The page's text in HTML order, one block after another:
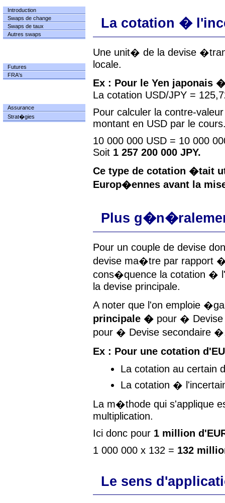
La cotation �
Une unit� de la devise
locale.
Ex : Pour le Yen japonais
La cotation USD/JPY =
Pour calculer la contre-
montant en USD par le
10 000 000 USD = 10 000
Soit 1 257 200 000 JPY.
Ce type de cotation �tait
Europ�ennes avant la
Plus
Pour un couple de devise
devise ma�tre par rapport
cons�quence la cotation �
la devise principale.
A noter que l'on emploie
principale � pour �
pour � Devise secondaire
Ex : Pour une cotation
La cotation au certain
La cotation �
La m�thode qui s'applique
multiplication.
Ici donc pour 1 million
1 000 000 x 132 = 132
Le sens
Introduction
Swaps de change
Swaps de taux
Autres swaps
Futures
FRA's
Assurance
Strat�gies